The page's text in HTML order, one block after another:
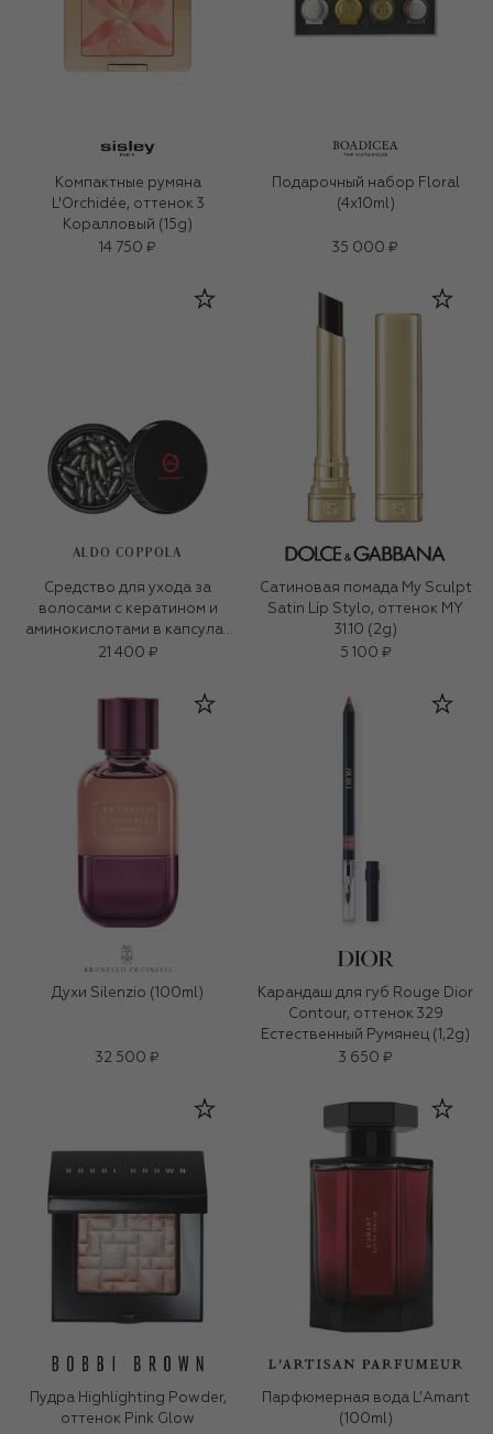
Компактные румяна
L'Orchidée, оттенок 3
Коралловый (15g)
14 750 ₽
Подарочный набор Floral
(4x10ml)
35 000 ₽
ALDO COPPOLA
Средство для ухода за
волосами с кератином и
аминокислотами в капсулах
(100&times;0.95ml)
21 400 ₽
Сатиновая помада My Sculpt
Satin Lip Stylo, оттенок MY
31.10 (2g)
5 100 ₽
Духи Silenzio (100ml)
32 500 ₽
Карандаш для губ Rouge Dior
Contour, оттенок 329
Естественный Румянец (1,2g)
3 650 ₽
Пудра Highlighting Powder,
оттенок Pink Glow
Парфюмерная вода L’Amant
(100ml)